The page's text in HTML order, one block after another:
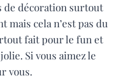
de décoration surtout
cela n’est pas du
fait pour le fun et
Si vous aimez le
vous.